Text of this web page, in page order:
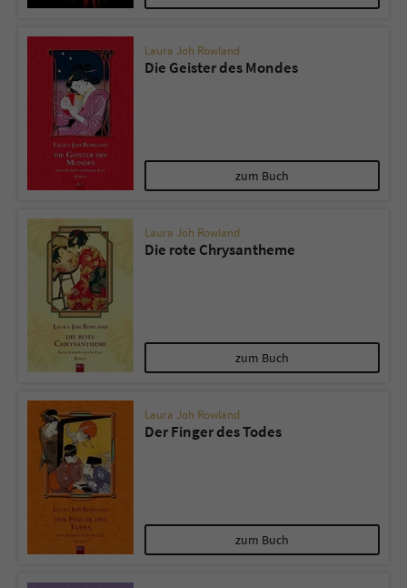
Laura Joh Rowland
Die Geister des Mondes
zum Buch
Laura Joh Rowland
Die rote Chrysantheme
zum Buch
Laura Joh Rowland
Der Finger des Todes
zum Buch